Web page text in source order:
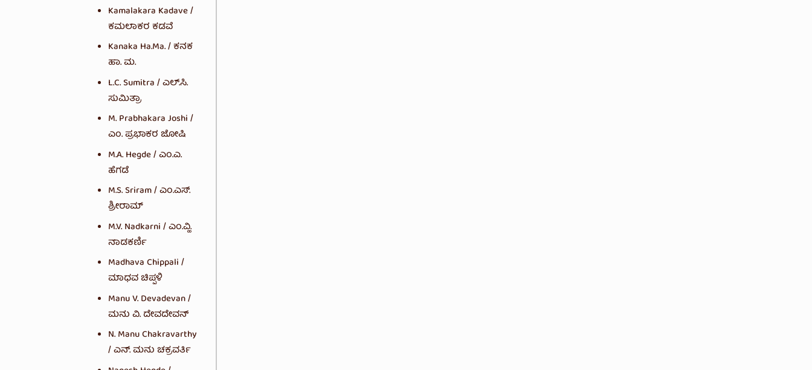
Kamalakara Kadave /
ಕಮಲಾಕರ ಕಡವೆ
Kanaka Ha.Ma. / ಕನಕ
ಹಾ. ಮ.
L.C. Sumitra / ಎಲ್.ಸಿ.
ಸುಮಿತ್ರಾ
M. Prabhakara Joshi /
ಎಂ. ಪ್ರಭಾಕರ ಜೋಷಿ
M.A. Hegde / ಎಂ.ಎ.
ಹೆಗಡೆ
M.S. Sriram / ಎಂ.ಎಸ್.
ಶ್ರೀರಾಮ್
M.V. Nadkarni / ಎಂ.ವ್ಹಿ.
ನಾಡಕರ್ಣಿ
Madhava Chippali /
ಮಾಧವ ಚಿಪ್ಪಳಿ
Manu V. Devadevan /
ಮನು ವಿ. ದೇವದೇವನ್
N. Manu Chakravarthy
/ ಎನ್. ಮನು ಚಕ್ರವರ್ತಿ